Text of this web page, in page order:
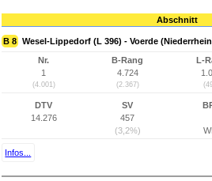
Abschnitt
B 8 Wesel-Lippedorf (L 396) - Voerde
Nr.
1
(4.001)
B-Rang
4.724
(2.367)
L-
DTV
14.276
SV
457
(3,2%)
Infos...